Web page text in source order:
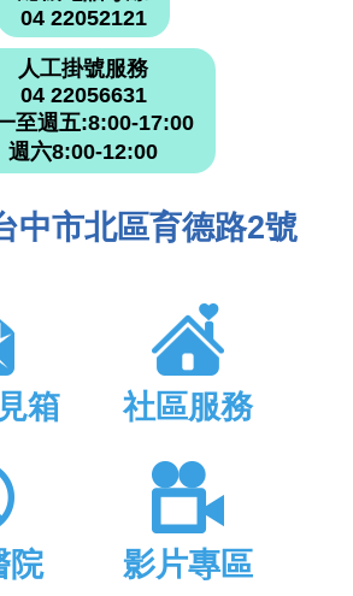
04 22052121
人工掛號服務
04 22056631
至週五:8:00-17:00
週六8:00-12:00
中市北區育德路2號
箱 社區服務
院 影片專區